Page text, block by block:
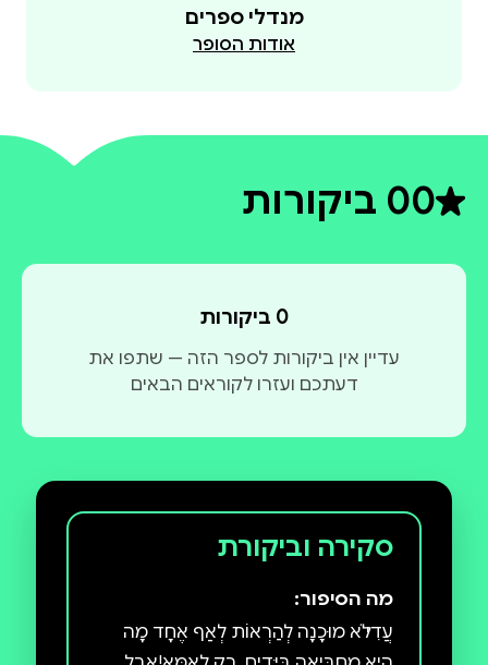
מנדלי ספרים
אודות הסופר
0דירוג ממוצע 0 מתוך 5
0 ביקורות
0 ביקורות
עדיין אין ביקורות לספר הזה — שתפו את
דעתכם ועזרו לקוראים הבאים
סקירה וביקורת
מה הסיפור:
עֲדִי לֹא מוּכָנָה לְהַרְאוֹת לְאַף אֶחָד מָה